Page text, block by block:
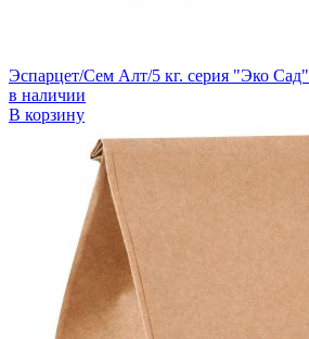
Эспарцет/Сем Алт/5 кг. серия "Эко Сад"
в наличии
В корзину